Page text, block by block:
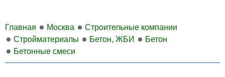
Главная Москва
Строительные компании
Стройматериалы
Бетон, ЖБИ
Бетон
Бетонные смеси